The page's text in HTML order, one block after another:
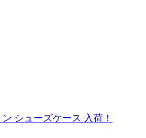
シューズケース 入荷！